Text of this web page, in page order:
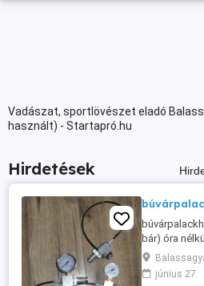
Vadászat, sportlövészet eladó
használt) - Startapró.hu
Hirdetések
bár) óra
posta.
június 27